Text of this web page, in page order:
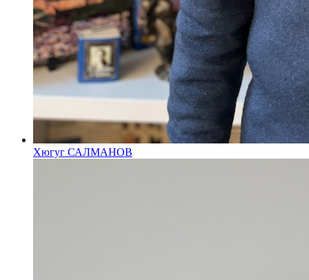
Хюгуг САЛМАНОВ